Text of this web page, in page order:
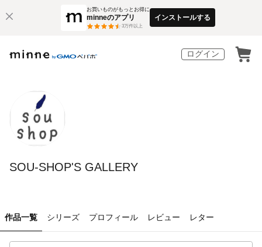
お買いものがもっとお得に
minneのアプリ
3万件以上
インストールする
ログイン
SOU-SHOP'S GALLERY
作品一覧 シリーズ プロフィール レビュー レター